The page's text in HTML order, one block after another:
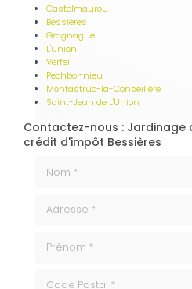
Castelmaurou
Bessières
Gragnague
L'union
Verfeil
Pechbonnieu
Montastruc-la-Conseillère
Saint-Jean de L'Union
Contactez-nous : Jardinage
crédit d'impôt Bessières